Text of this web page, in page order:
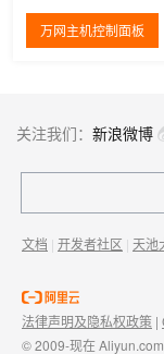
万网主机控制面板